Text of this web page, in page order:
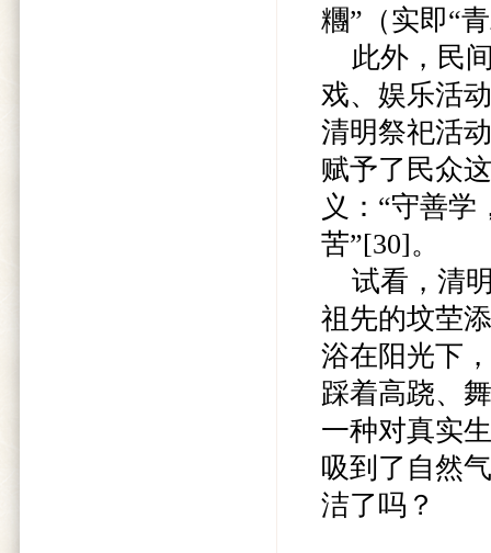
糰”（实即“
此外，民
戏、娱乐活
清明祭祀活
赋予了民众
义：“守善
苦”[30]。
试看，清
祖先的坟茔
浴在阳光下
踩着高跷、
一种对真实
吸到了自然
洁了吗？